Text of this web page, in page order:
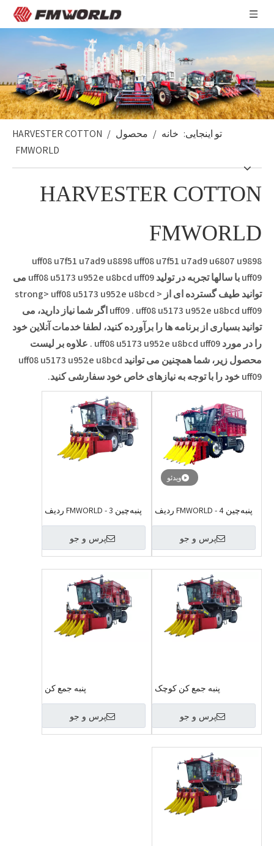
تو اینجایی: خانه / محصول /
HARVESTER COTTON
FMWORLD
HARVESTER COTTON
FMWORLD
uff08 u7f51 u7ad9 u8898 uff08 u7f51 u7ad9 u6807 u9898
uff09با سالها تجربه در تولیدuff08 u5173 u952e u8bcd uff09 می
توانید طیف گسترده ای از < strong> uff08 u5173 u952e u8bcd
uff09. uff08 u5173 u952e u8bcd uff09
اگر شما نیاز دارید، می
توانید بسیاری از برنامه ها را برآورده کنید، لطفا خدمات آنلاین خود
را در موردuff08 u5173 u952e u8bcd uff09 . علاوه بر لیست
محصول زیر، شما همچنین می توانید uff08 u5173 u952e u8bcd
uff09خود را با توجه به نیازهای خاص خود سفارشی کنید.
ویدئو
پنبه‌چین FMWORLD - 4 ردیف
پرس و جو
پنبه‌چین FMWORLD - 3 ردیف
پرس و جو
پنبه جمع کن کوچک
پرس و جو
پنبه جمع کن
پرس و جو